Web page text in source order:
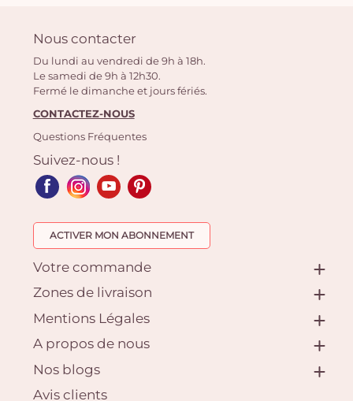
Nous contacter
Du lundi au vendredi de 9h à 18h.
Le samedi de 9h à 12h30.
Fermé le dimanche et jours fériés.
CONTACTEZ-NOUS
Questions Fréquentes
Suivez-nous !
ACTIVER MON ABONNEMENT
Votre commande
Zones de livraison
Mentions Légales
A propos de nous
Nos blogs
Avis clients